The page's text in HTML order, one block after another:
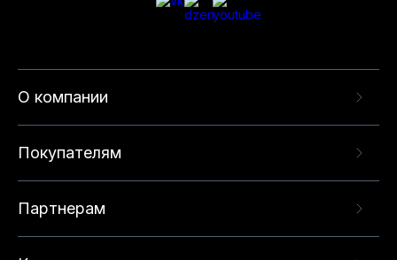
О компании
Покупателям
Партнерам